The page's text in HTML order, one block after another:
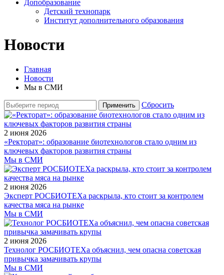
Допобразование
Детский технопарк
Институт дополнительного образования
Новости
Главная
Новости
Мы в СМИ
Применить Сбросить
2 июня 2026
«Ректорат»: образование биотехнологов стало одним из
ключевых факторов развития страны
Мы в СМИ
2 июня 2026
Эксперт РОСБИОТЕХа раскрыла, кто стоит за контролем
качества мяса на рынке
Мы в СМИ
2 июня 2026
Технолог РОСБИОТЕХа объяснил, чем опасна советская
привычка замачивать крупы
Мы в СМИ